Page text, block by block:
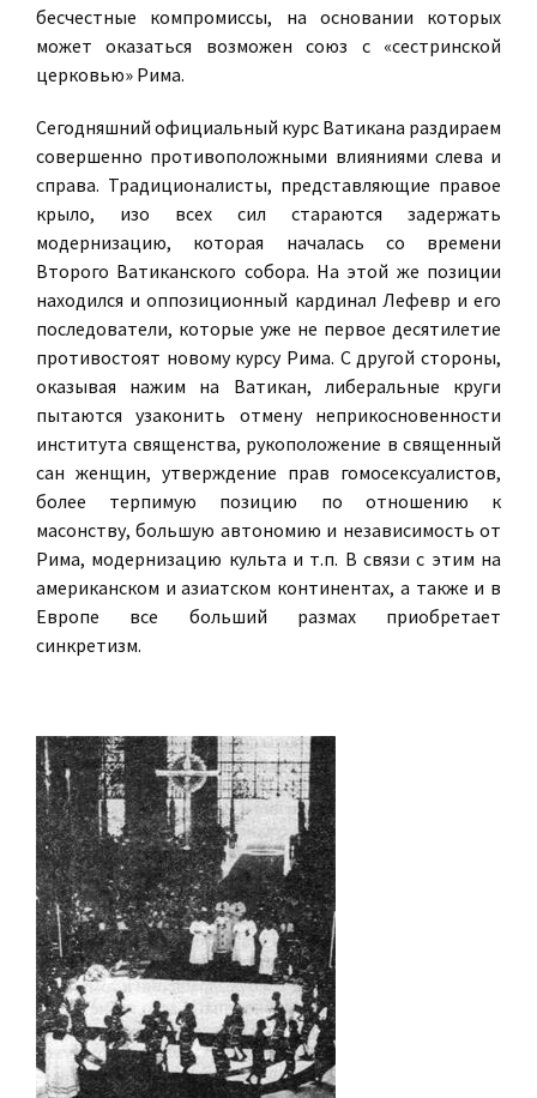
бесчестные компромиссы, на основании которых
может оказаться возможен союз с «сестринской
церковью» Рима.
Сегодняшний официальный курс Ватикана раздираем
совершенно противоположными влияниями слева и
справа. Традиционалисты, представляющие правое
крыло, изо всех сил стараются задержать
модернизацию, которая началась со времени
Второго Ватиканского собора. На этой же позиции
находился и оппозиционный кардинал Лефевр и его
последователи, которые уже не первое десятилетие
противостоят новому курсу Рима. С другой стороны,
оказывая нажим на Ватикан, либеральные круги
пытаются узаконить отмену неприкосновенности
института священства, рукоположение в священный
сан женщин, утверждение прав гомосексуалистов,
более терпимую позицию по отношению к
масонству, большую автономию и независимость от
Рима, модернизацию культа и т.п. В связи с этим на
американском и азиатском континентах, а также и в
Европе все больший размах приобретает
синкретизм.